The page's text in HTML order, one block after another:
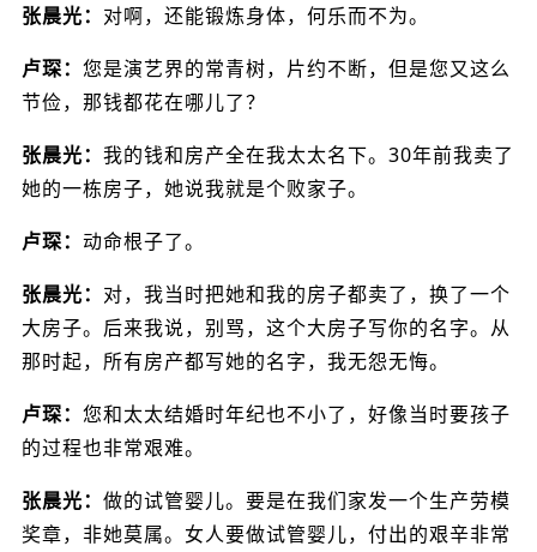
张晨光： 对啊，还能锻炼身体，何乐而不为。
卢琛： 您是演艺界的常青树，片约不断，但是您又这么
节俭，那钱都花在哪儿了？
张晨光： 我的钱和房产全在我太太名下。30年前我卖了
她的一栋房子，她说我就是个败家子。
卢琛： 动命根子了。
张晨光： 对，我当时把她和我的房子都卖了，换了一个
大房子。后来我说，别骂，这个大房子写你的名字。从
那时起，所有房产都写她的名字，我无怨无悔。
卢琛： 您和太太结婚时年纪也不小了，好像当时要孩子
的过程也非常艰难。
张晨光： 做的试管婴儿。要是在我们家发一个生产劳模
奖章，非她莫属。女人要做试管婴儿，付出的艰辛非常